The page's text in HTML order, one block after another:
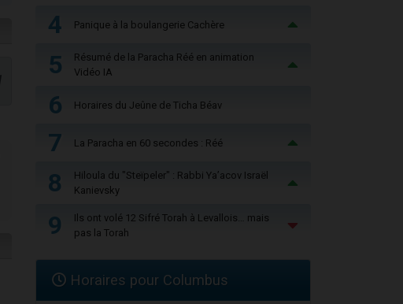
4 Panique à la boulangerie Cachère
5
Résumé de la Paracha Réé en animation
Vidéo IA
6 Horaires du Jeûne de Ticha Béav
7 La Paracha en 60 secondes : Réé
8
Hiloula du "Steïpeler" : Rabbi Ya’acov Israël
Kanievsky
9
Ils ont volé 12 Sifré Torah à Levallois… mais
pas la Torah
Horaires pour Columbus